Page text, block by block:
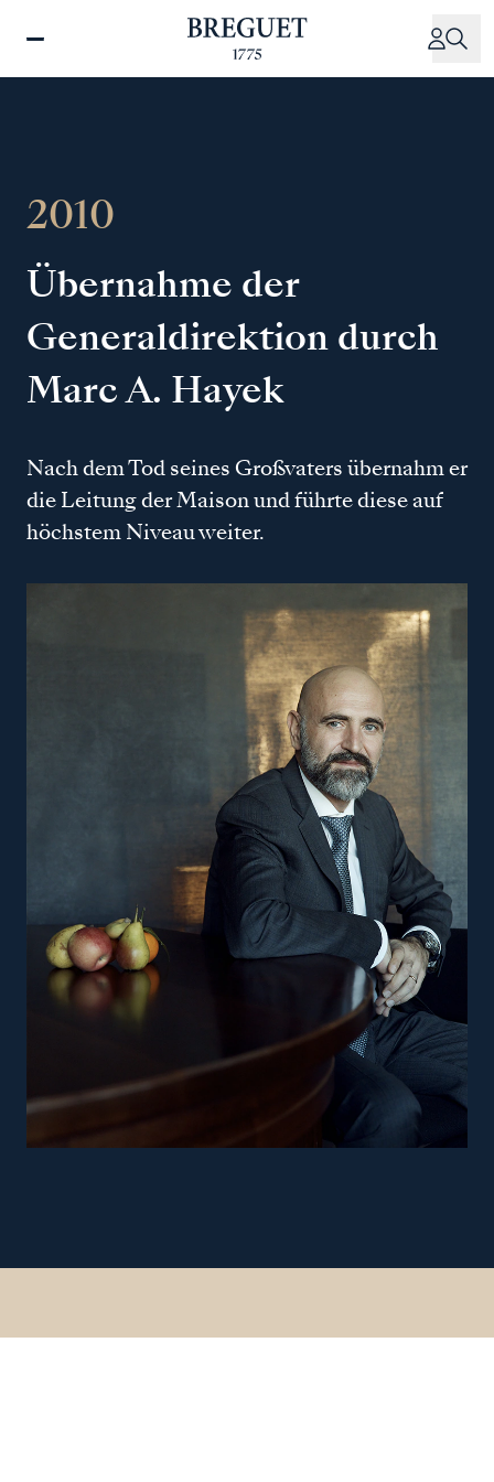
zum
2010
Übernahme der
Generaldirektion durch
Marc A. Hayek
Nach dem Tod seines Großvaters übernahm er
die Leitung der Maison und führte diese auf
höchstem Niveau weiter.